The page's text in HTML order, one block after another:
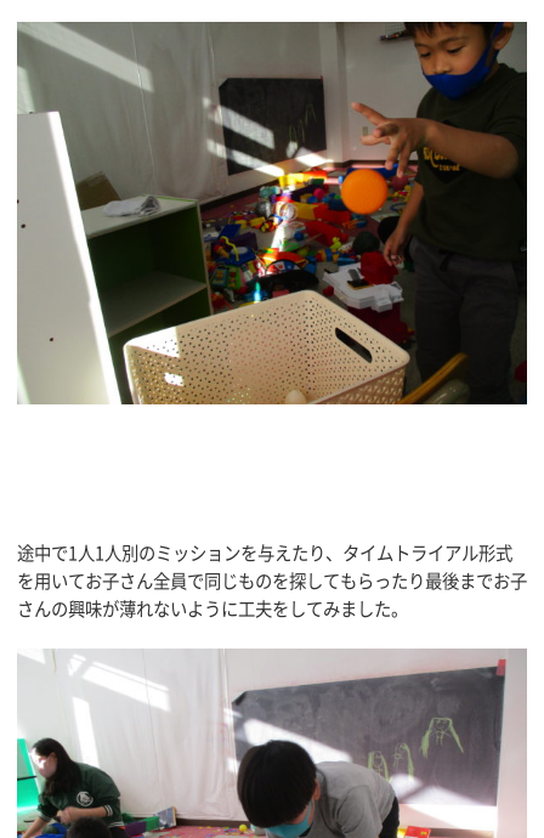
途中で1人1人別のミッションを与えたり、タイムトライアル形式
を用いてお子さん全員で同じものを探してもらったり最後までお子
さんの興味が薄れないように工夫をしてみました。